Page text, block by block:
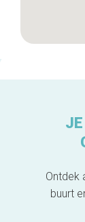
Ontdek
buurt